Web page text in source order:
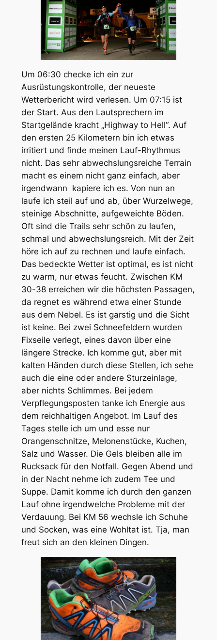
Um 06:30 checke ich ein zur
Ausrüstungskontrolle, der neueste
Wetterbericht wird verlesen. Um 07:15 ist
der Start. Aus den Lautsprechern im
Startgelände kracht „Highway to Hell“. Auf
den ersten 25 Kilometern bin ich etwas
irritiert und finde meinen Lauf-Rhythmus
nicht. Das sehr abwechslungsreiche Terrain
macht es einem nicht ganz einfach, aber
irgendwann kapiere ich es. Von nun an
laufe ich steil auf und ab, über Wurzelwege,
steinige Abschnitte, aufgeweichte Böden.
Oft sind die Trails sehr schön zu laufen,
schmal und abwechslungsreich. Mit der Zeit
höre ich auf zu rechnen und laufe einfach.
Das bedeckte Wetter ist optimal, es ist nicht
zu warm, nur etwas feucht. Zwischen KM
30-38 erreichen wir die höchsten Passagen,
da regnet es während etwa einer Stunde
aus dem Nebel. Es ist garstig und die Sicht
ist keine. Bei zwei Schneefeldern wurden
Fixseile verlegt, eines davon über eine
längere Strecke. Ich komme gut, aber mit
kalten Händen durch diese Stellen, ich sehe
auch die eine oder andere Sturzeinlage,
aber nichts Schlimmes. Bei jedem
Verpflegungsposten tanke ich Energie aus
dem reichhaltigen Angebot. Im Lauf des
Tages stelle ich um und esse nur
Orangenschnitze, Melonenstücke, Kuchen,
Salz und Wasser. Die Gels bleiben alle im
Rucksack für den Notfall. Gegen Abend und
in der Nacht nehme ich zudem Tee und
Suppe. Damit komme ich durch den ganzen
Lauf ohne irgendwelche Probleme mit der
Verdauung. Bei KM 56 wechsle ich Schuhe
und Socken, was eine Wohltat ist. Tja, man
freut sich an den kleinen Dingen.